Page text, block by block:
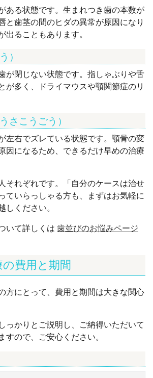
ある状態です。生まれつき歯の本数が
と歯茎の間のヒダの異常が原因になり
出ることもあります。
）
が閉じない状態です。指しゃぶりや舌
が多く、ドライマウスや顎関節症のリ
さこうごう）
左右でズレている状態です。顎骨の変
因になるため、できるだけ早めの治療
それぞれです。「自分のケースは治せ
ていらっしゃる方も、まずはお気軽に
しください。
いて詳しくは 歯並びのお悩みページ
費用と期間
方にとって、費用と期間は大きな関心
っかりとご説明し、ご納得いただいて
すので、ご安心ください。